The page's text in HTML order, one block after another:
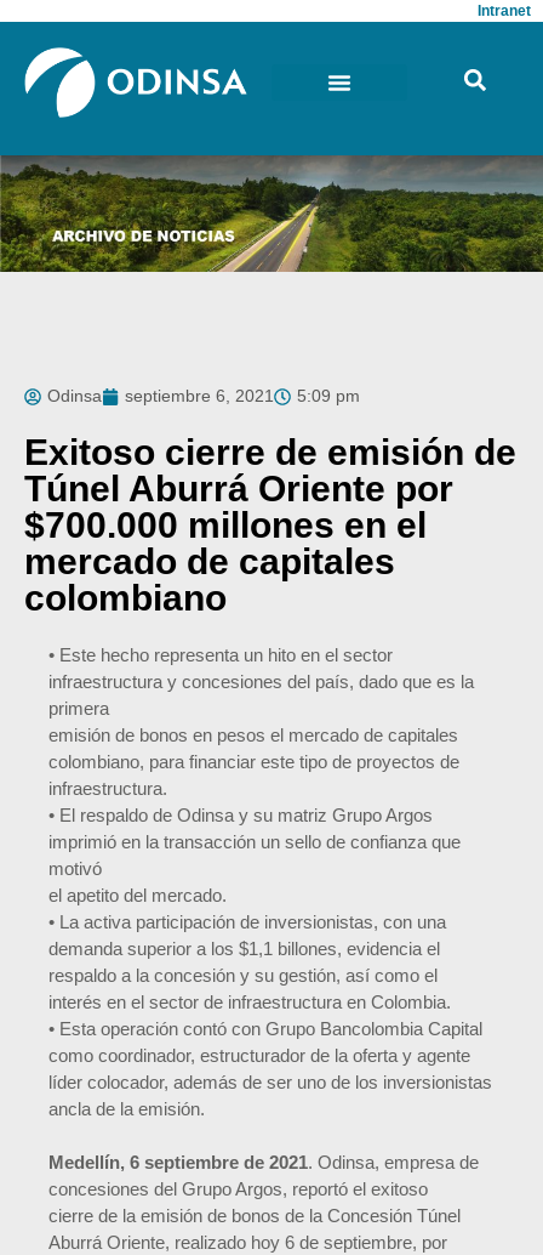
Intranet
Odinsa septiembre 6, 2021 5:09 pm
Exitoso cierre de emisión de
Túnel Aburrá Oriente por
$700.000 millones en el
mercado de capitales
colombiano
• Este hecho representa un hito en el sector
infraestructura y concesiones del país, dado que es la
primera
emisión de bonos en pesos el mercado de capitales
colombiano, para financiar este tipo de proyectos de
infraestructura.
• El respaldo de Odinsa y su matriz Grupo Argos
imprimió en la transacción un sello de confianza que
motivó
el apetito del mercado.
• La activa participación de inversionistas, con una
demanda superior a los $1,1 billones, evidencia el
respaldo a la concesión y su gestión, así como el
interés en el sector de infraestructura en Colombia.
• Esta operación contó con Grupo Bancolombia Capital
como coordinador, estructurador de la oferta y agente
líder colocador, además de ser uno de los inversionistas
ancla de la emisión.
Medellín, 6 septiembre de 2021. Odinsa, empresa de
concesiones del Grupo Argos, reportó el exitoso
cierre de la emisión de bonos de la Concesión Túnel
Aburrá Oriente, realizado hoy 6 de septiembre, por